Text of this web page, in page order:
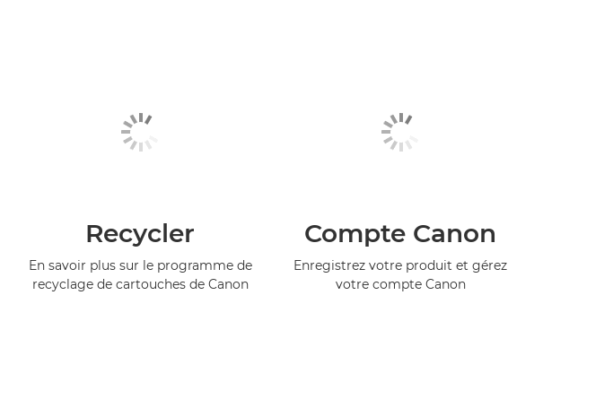
Recycler
En savoir plus sur le programme de
recyclage de cartouches de Canon
Compte Canon
Enregistrez votre produit et gérez
votre compte Canon